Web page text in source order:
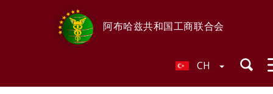
阿布哈兹共和国工商联合会
CH